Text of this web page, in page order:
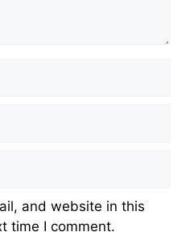
and website in this
time I comment.